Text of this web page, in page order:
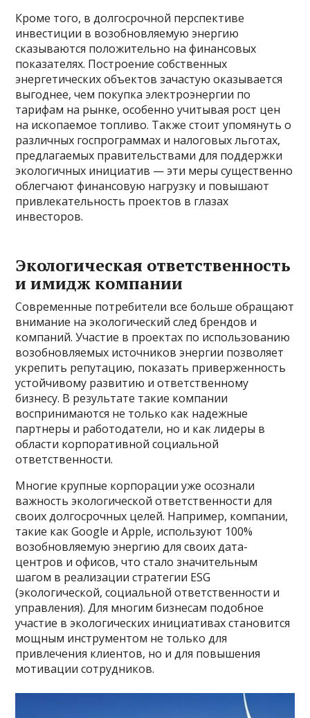
Кроме того, в долгосрочной перспективе
инвестиции в возобновляемую энергию
сказываются положительно на финансовых
показателях. Построение собственных
энергетических объектов зачастую оказывается
выгоднее, чем покупка электроэнергии по
тарифам на рынке, особенно учитывая рост цен
на ископаемое топливо. Также стоит упомянуть о
различных госпрограммах и налоговых льготах,
предлагаемых правительствами для поддержки
экологичных инициатив — эти меры существенно
облегчают финансовую нагрузку и повышают
привлекательность проектов в глазах
инвесторов.
Экологическая ответственность
и имидж компании
Современные потребители все больше обращают
внимание на экологический след брендов и
компаний. Участие в проектах по использованию
возобновляемых источников энергии позволяет
укрепить репутацию, показать приверженность
устойчивому развитию и ответственному
бизнесу. В результате такие компании
воспринимаются не только как надежные
партнеры и работодатели, но и как лидеры в
области корпоративной социальной
ответственности.
Многие крупные корпорации уже осознали
важность экологической ответственности для
своих долгосрочных целей. Например, компании,
такие как Google и Apple, используют 100%
возобновляемую энергию для своих дата-
центров и офисов, что стало значительным
шагом в реализации стратегии ESG
(экологической, социальной ответственности и
управления). Для многим бизнесам подобное
участие в экологических инициативах становится
мощным инструментом не только для
привлечения клиентов, но и для повышения
мотивации сотрудников.